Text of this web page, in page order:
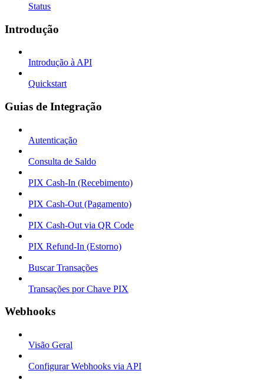
Status
Introdução
Introdução à API
Quickstart
Guias de Integração
Autenticação
Consulta de Saldo
PIX Cash-In (Recebimento)
PIX Cash-Out (Pagamento)
PIX Cash-Out via QR Code
PIX Refund-In (Estorno)
Buscar Transações
Transações por Chave PIX
Webhooks
Visão Geral
Configurar Webhooks via API